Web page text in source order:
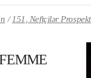
151, Neftçilər